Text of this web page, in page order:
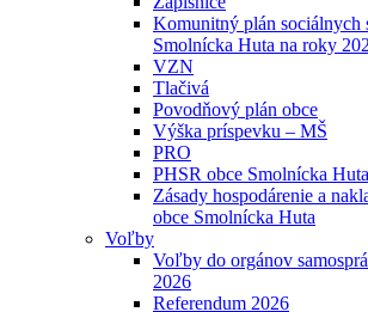
Komunitný plán sociálnych
Smolnícka Huta na roky
VZN
Tlačivá
Povodňový plán obce
Výška príspevku – MŠ
PRO
PHSR obce Smolnícka
Zásady hospodárenie a
obce Smolnícka Huta
Voľby
Voľby do orgánov
2026
Referendum 2026